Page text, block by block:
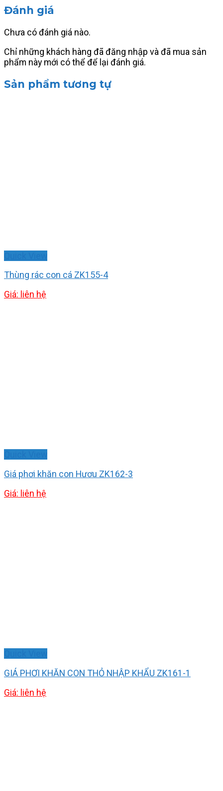
Đánh giá
Chưa có đánh giá nào.
Chỉ những khách hàng đã đăng nhập và đã mua sản
phẩm này mới có thể để lại đánh giá.
Sản phẩm tương tự
Thùng rác con cá ZK155-4
Giá: liên hệ
Giá phơi khăn con Hươu ZK162-3
Giá: liên hệ
GIÁ PHƠI KHĂN CON THỎ NHẬP KHẨU ZK161-1
Giá: liên hệ